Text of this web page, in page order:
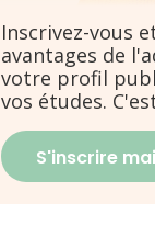
Inscrivez-vous
avantages de
votre profil
vos études.
S'inscrire